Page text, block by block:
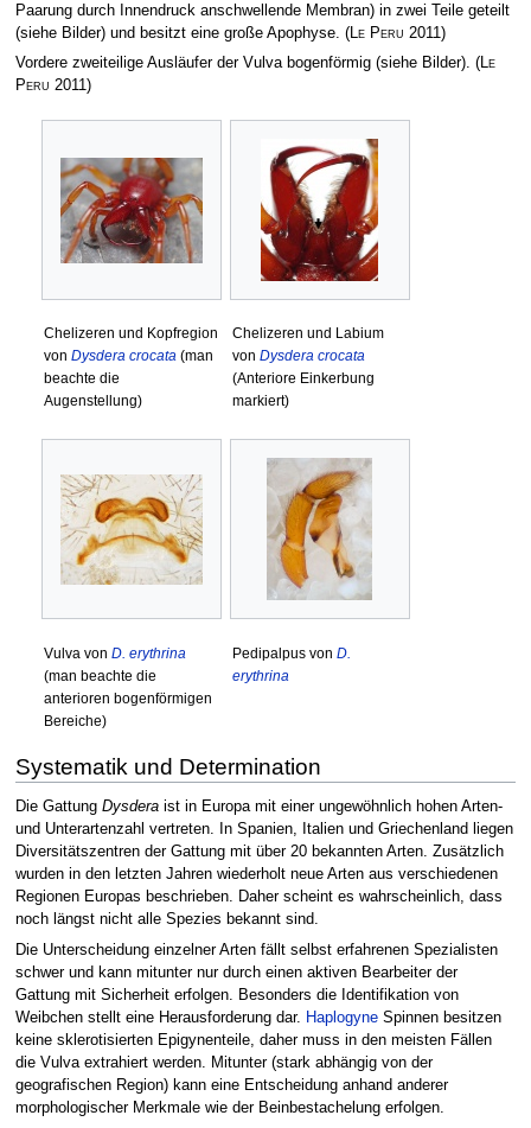
Paarung durch Innendruck anschwellende Membran) in zwei Teile geteilt
(siehe Bilder) und besitzt eine große Apophyse. (Le Peru 2011)
Vordere zweiteilige Ausläufer der Vulva bogenförmig (siehe Bilder). (Le
Peru 2011)
Chelizeren und Kopfregion
von Dysdera crocata (man
beachte die
Augenstellung)
Chelizeren und Labium
von Dysdera crocata
(Anteriore Einkerbung
markiert)
Vulva von D. erythrina
(man beachte die
anterioren bogenförmigen
Bereiche)
Pedipalpus von D.
erythrina
Systematik und Determination
Die Gattung Dysderaist in Europa mit einer ungewöhnlich hohen Arten-
und Unterartenzahl vertreten. In Spanien, Italien und Griechenland liegen
Diversitätszentren der Gattung mit über 20 bekannten Arten. Zusätzlich
wurden in den letzten Jahren wiederholt neue Arten aus verschiedenen
Regionen Europas beschrieben. Daher scheint es wahrscheinlich, dass
noch längst nicht alle Spezies bekannt sind.
Die Unterscheidung einzelner Arten fällt selbst erfahrenen Spezialisten
schwer und kann mitunter nur durch einen aktiven Bearbeiter der
Gattung mit Sicherheit erfolgen. Besonders die Identifikation von
Weibchen stellt eine Herausforderung dar. HaplogyneSpinnen besitzen
keine sklerotisierten Epigynenteile, daher muss in den meisten Fällen
die Vulva extrahiert werden. Mitunter (stark abhängig von der
geografischen Region) kann eine Entscheidung anhand anderer
morphologischer Merkmale wie der Beinbestachelung erfolgen.